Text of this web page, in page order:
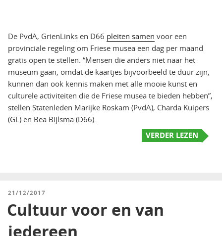
De PvdA, GrienLinks en D66 pleiten samen voor een
provinciale regeling om Friese musea een dag per maand
gratis open te stellen. “Mensen die anders niet naar het
museum gaan, omdat de kaartjes bijvoorbeeld te duur zijn,
kunnen dan ook kennis maken met alle mooie kunst en
culturele activiteiten die de Friese musea te bieden hebben”,
stellen Statenleden Marijke Roskam (PvdA), Charda Kuipers
(GL) en Bea Bijlsma (D66).
VERDER LEZEN
GEPLAATST
21/12/2017
Cultuur voor en van
iedereen